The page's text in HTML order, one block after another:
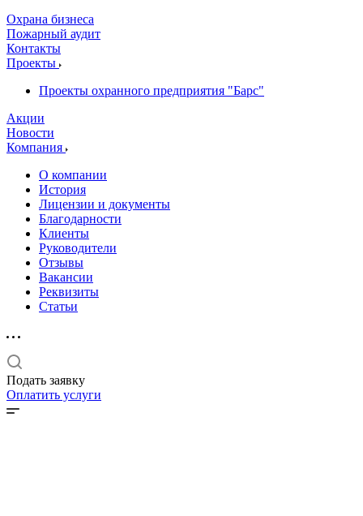
Охрана бизнеса
Пожарный аудит
Контакты
Проекты
Проекты охранного предприятия "Барс"
Акции
Новости
Компания
О компании
История
Лицензии и документы
Благодарности
Клиенты
Руководители
Отзывы
Вакансии
Реквизиты
Статьи
Подать заявку
Оплатить услуги